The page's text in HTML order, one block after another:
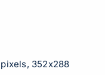
pixels, 352x288